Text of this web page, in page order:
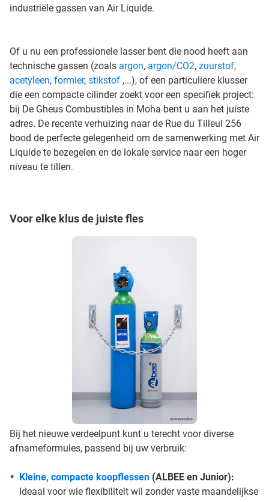
industriële gassen van Air Liquide.
Of u nu een professionele lasser bent die nood heeft aan
technische gassen (zoals argon, argon/CO2, zuurstof,
acetyleen, formier, stikstof ,...), of een particuliere klusser
die een compacte cilinder zoekt voor een specifiek project:
bij De Gheus Combustibles in Moha bent u aan het juiste
adres. De recente verhuizing naar de Rue du Tilleul 256
bood de perfecte gelegenheid om de samenwerking met Air
Liquide te bezegelen en de lokale service naar een hoger
niveau te tillen.
Voor elke klus de juiste fles
Bij het nieuwe verdeelpunt kunt u terecht voor diverse
afnameformules, passend bij uw verbruik:
Kleine, compacte koopflessen (ALBEE en Junior):
Ideaal voor wie flexibiliteit wil zonder vaste maandelijkse